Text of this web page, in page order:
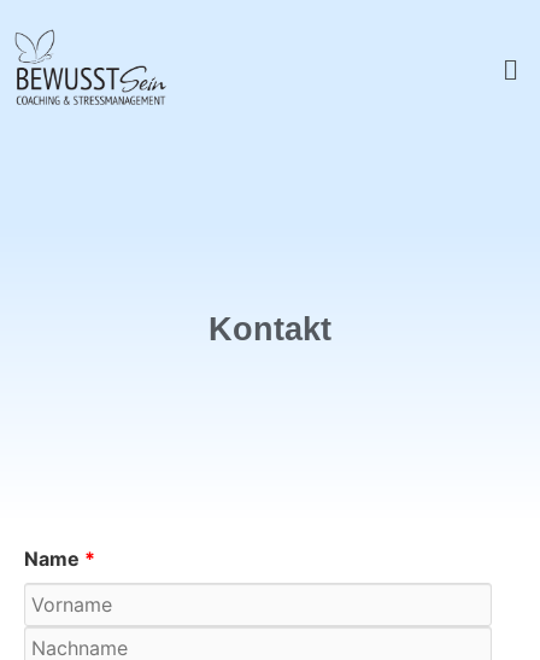
Kontakt
Name *